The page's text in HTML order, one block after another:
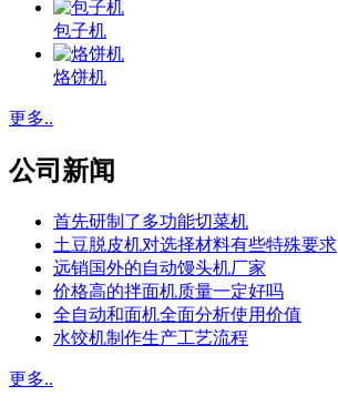
包子机
烙饼机
更多..
公司新闻
首先研制了多功能切菜机
土豆脱皮机对选择材料有些特殊要求
远销国外的自动馒头机厂家
价格高的拌面机质量一定好吗
全自动和面机全面分析使用价值
水饺机制作生产工艺流程
更多..